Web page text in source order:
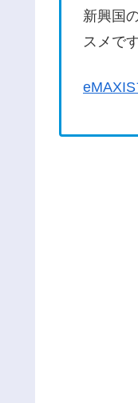
新興国
スメで